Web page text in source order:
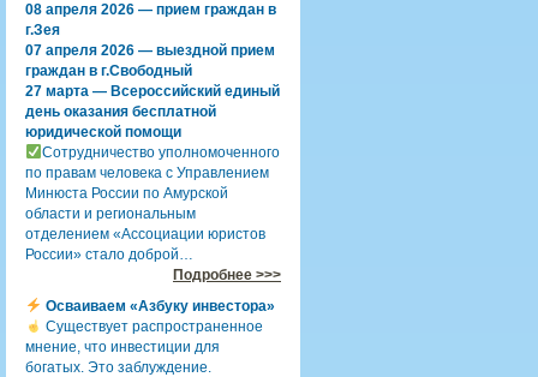
08 апреля 2026 — прием граждан в
г.Зея
07 апреля 2026 — выездной прием
граждан в г.Свободный
27 марта — Всероссийский единый
день оказания бесплатной
юридической помощи
Сотрудничество уполномоченного
по правам человека с Управлением
Минюста России по Амурской
области и региональным
отделением «Ассоциации юристов
России» стало доброй…
Подробнее >>>
Осваиваем «Азбуку инвестора»
Существует распространенное
мнение, что инвестиции для
богатых. Это заблуждение.